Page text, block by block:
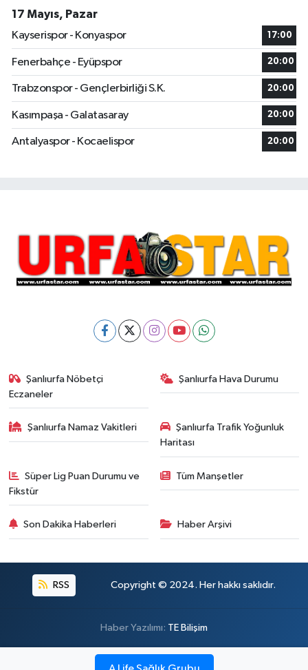
17 Mayıs, Pazar
Kayserispor - Konyaspor
17:00
Fenerbahçe - Eyüpspor 20:00
Trabzonspor - Gençlerbirliği S.K. 20:00
Kasımpaşa - Galatasaray 20:00
Antalyaspor - Kocaelispor 20:00
Şanlıurfa Nöbetçi
Eczaneler
Şanlıurfa Hava Durumu
Şanlıurfa Namaz Vakitleri
Şanlıurfa Trafik Yoğunluk
Haritası
Süper Lig Puan Durumu ve
Fikstür
Tüm Manşetler
Son Dakika Haberleri Haber Arşivi
RSS Copyright © 2024. Her hakkı saklıdır.
Haber Yazılımı: TE Bilişim